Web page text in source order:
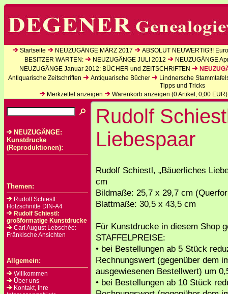
Startseite NEUZUGÄNGE MÄRZ 2017
ABSOLUT NEUWERTIG!!!
BESITZER WARTEN:
NEUZUGÄNGE JULI 2012
NEUZUGÄNGE
NEUZUGÄNGE Januar 2012: BÜCHER und ZEITSCHRIFTEN
Antiquarische Zeitschriften
Antiquarische Bücher
Lindnersche
Tipps und Tricks
Merkzettel anzeigen
Warenkorb anzeigen (0Artikel, 0,00 EUR)
NEUZUGÄNGE:
Kunstdrucke
(Reproduktionen):
Themen:
Rudolf Schiestl:
Holzschnitte DIN-A4
Rudolf Schiestl:
großformatige Kunstdrucke
Carl August Lebschée:
Fränkische Ansichten
Allgemein:
Willkommen
Über uns
Kontakt, Ihre
Rudolf
Liebespaar
Rudolf Schiestl, „Bäuerliches
cm
Bildmaße: 25,7 x 29,7 cm
Blattmaße: 30,5 x 43,5 cm
Für Kunstdrucke in diesem Shop
STAFFELPREISE:
• bei Bestellungen ab 5 Stück
Rechnungswert (gegenüber dem
ausgewiesenen Bestellwert) um
• bei Bestellungen ab 10 Stück